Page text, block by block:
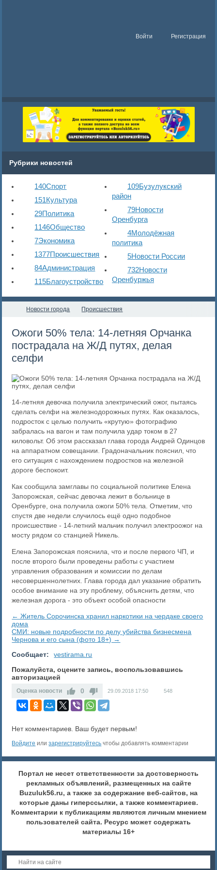
Войти Регистрация
Рубрики новостей
140Спорт
151Культура
29Политика
1146Общество
7Экономика
1377Происшествия
84Администрация
115Благоустройство
109Бузулукский
район
79Новости
Оренбурга
4Молодёжная
политика
5Новости России
732Новости
Оренбуржья
Новости города Происшествия
Ожоги 50% тела: 14-летняя Орчанка
пострадала на Ж/Д путях, делая
селфи
14-летняя девочка получила электрический ожог, пытаясь
сделать селфи на железнодорожных путях. Как оказалось,
подросток с целью получить «крутую» фотографию
забралась на вагон и там получила удар током в 27
киловольт. Об этом рассказал глава города Андрей Одинцов
на аппаратном совещании. Градоначальник пояснил, что
его ситуация с нахождением подростков на железной
дороге беспокоит.
Как сообщила замглавы по социальной политике Елена
Запорожская, сейчас девочка лежит в больнице в
Оренбурге, она получила ожоги 50% тела. Отметим, что
спустя две недели случилось ещё одно подобное
происшествие - 14-летний мальчик получил электроожог на
мосту рядом со станцией Никель.
Елена Запорожская пояснила, что и после первого ЧП, и
после второго были проведены работы с участием
управления образования и комиссии по делам
несовершеннолетних. Глава города дал указание обратить
особое внимание на эту проблему, объяснить детям, что
железная дорога - это объект особой опасности
← Житель Сорочинска хранил наркотики на чердаке своего
дома‍
​СМИ: новые подробности по делу убийства бизнесмена
Чернова и его сына (фото 18+) →
Сообщает:
vestirama.ru
Пожалуйста, оцените запись, воспользовавшись
авторизацией
Оценка новости 0 29.09.2018 17:50 548
Нет комментариев. Ваш будет первым!
Войдите илизарегистрируйтесь чтобы добавлять комментарии
Портал не несет ответственности за достоверность
рекламных объявлений, размещенных на сайте
Buzuluk56.ru, а также за содержание веб-сайтов, на
которые даны гиперссылки, а также комментариев.
Комментарии к публикациям являются личным мнением
пользователей сайта. Ресурс может содержать
материалы 16+